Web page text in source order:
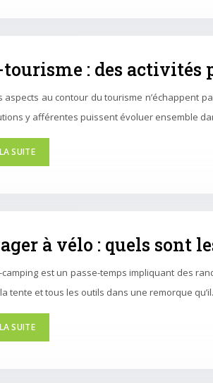
tourisme : des activités
aspects au contour du tourisme n’échappent
y afférentes puissent évoluer ensemble
SUITE
à vélo : quels sont
camping est un passe-temps impliquant des
tente et tous les outils dans une remorque
SUITE